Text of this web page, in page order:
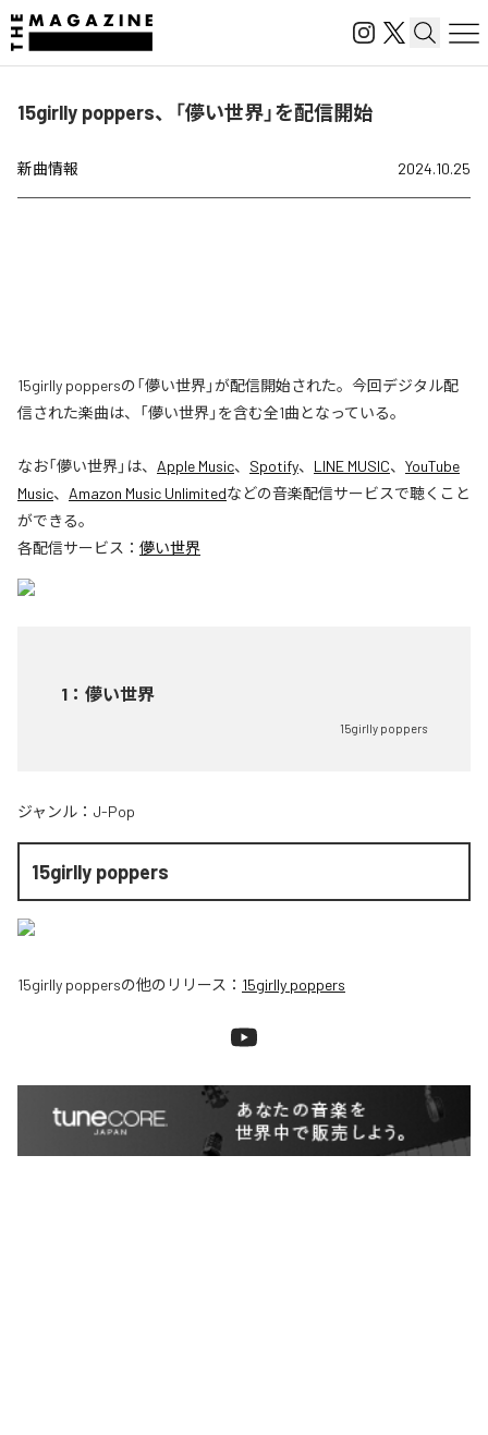
15girlly poppers、「儚い世界」を配信開始
新曲情報 2024.10.25
15girlly poppersの「儚い世界」が配信開始された。今回デジタル配
信された楽曲は、「儚い世界」を含む全1曲となっている。
なお「儚い世界」は、 Apple Music、 Spotify、 LINE MUSIC、 YouTube
Music、 Amazon Music Unlimitedなどの音楽配信サービスで聴くこと
ができる。
各配信サービス： 儚い世界
1 ： 儚い世界
15girlly poppers
ジャンル： J-Pop
15girlly poppers
15girlly poppersの他のリリース： 15girlly poppers